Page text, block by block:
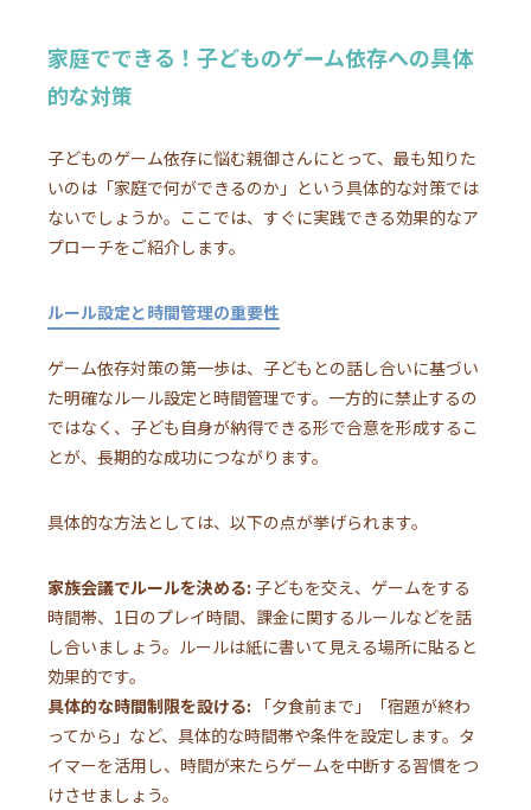
家庭でできる！子どものゲーム依存への具体
的な対策
子どものゲーム依存に悩む親御さんにとって、最も知りた
いのは「家庭で何ができるのか」という具体的な対策では
ないでしょうか。ここでは、すぐに実践できる効果的なア
プローチをご紹介します。
ルール設定と時間管理の重要性
ゲーム依存対策の第一歩は、子どもとの話し合いに基づい
た明確なルール設定と時間管理です。一方的に禁止するの
ではなく、子ども自身が納得できる形で合意を形成するこ
とが、長期的な成功につながります。
具体的な方法としては、以下の点が挙げられます。
家族会議でルールを決める: 子どもを交え、ゲームをする
時間帯、1日のプレイ時間、課金に関するルールなどを話
し合いましょう。ルールは紙に書いて見える場所に貼ると
効果的です。
具体的な時間制限を設ける: 「夕食前まで」「宿題が終わ
ってから」など、具体的な時間帯や条件を設定します。タ
イマーを活用し、時間が来たらゲームを中断する習慣をつ
けさせましょう。